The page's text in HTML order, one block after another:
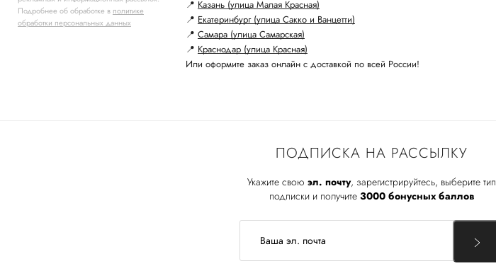
Подробнее об обработке в политике
обработки персональных данных
📍 Казань (улица Малая Красная)
📍 Екатеринбург (улица Сакко и Ванцетти)
📍 Самара (улица Самарская)
📍 Краснодар (улица Красная)
Или оформите заказ онлайн с доставкой по всей России!
ПОДПИСКА НА РАССЫЛКУ
Укажите свою эл. почту, зарегистрируйтесь, выберите тип
подписки и получите 3000 бонусных баллов